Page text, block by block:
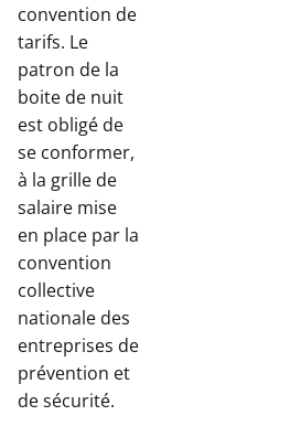
convention de
tarifs. Le
patron de la
boite de nuit
est obligé de
se conformer,
à la grille de
salaire mise
en place par la
convention
collective
nationale des
entreprises de
prévention et
de sécurité.